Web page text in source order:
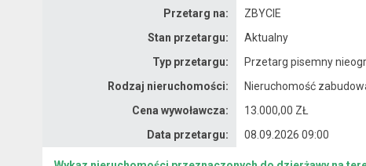
Przetarg na:
ZBYCIE
Stan przetargu:
Aktualny
Typ przetargu:
Przetarg pisemny
Rodzaj nieruchomości:
Nieruchomość
Cena wywoławcza:
13.000,00 ZŁ
Data przetargu:
08.09.2026 09:00